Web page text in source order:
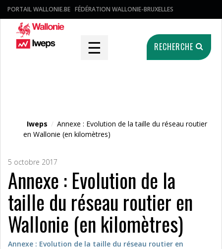
PORTAIL WALLONIE.BE FÉDÉRATION WALLONIE-BRUXELLES
☰ RECHERCHE
Iweps / Annexe : Evolution de la taille du réseau routier
en Wallonie (en kilomètres)
5 octobre 2017
Annexe : Evolution de la
taille du réseau routier en
Wallonie (en kilomètres)
Annexe : Evolution de la taille du réseau routier en